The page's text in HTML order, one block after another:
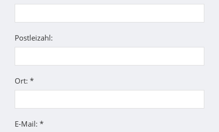
Postleizahl:
Ort: *
E-Mail: *